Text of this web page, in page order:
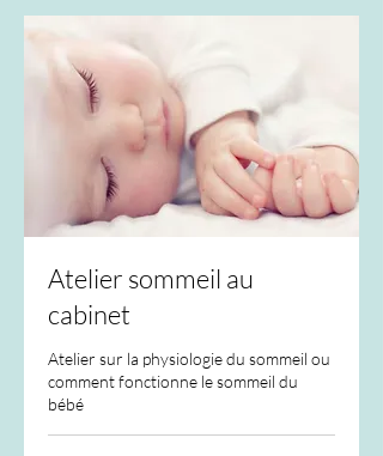
Atelier sommeil au
cabinet
Atelier sur la physiologie du sommeil ou
comment fonctionne le sommeil du
bébé